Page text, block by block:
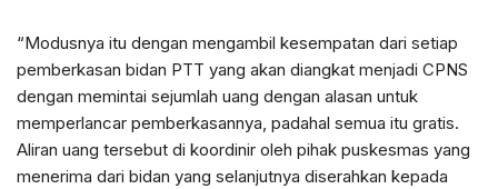
“Modusnya itu dengan mengambil kesempatan dari setiap
pemberkasan bidan PTT yang akan diangkat menjadi CPNS
dengan memintai sejumlah uang dengan alasan untuk
memperlancar pemberkasannya, padahal semua itu gratis.
Aliran uang tersebut di koordinir oleh pihak puskesmas yang
menerima dari bidan yang selanjutnya diserahkan kepada